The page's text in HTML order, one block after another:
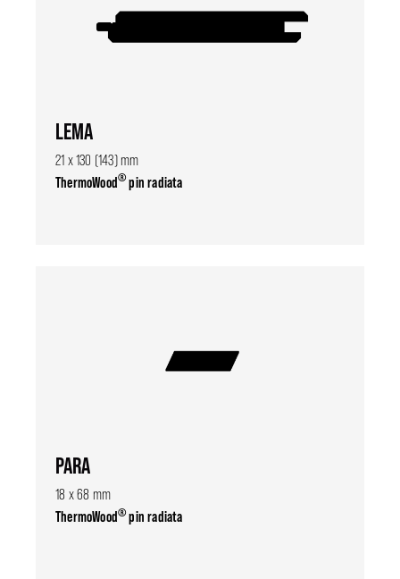
LEMA
21 x 130 (143) mm
ThermoWood®pin radiata
PARA
18 x 68 mm
ThermoWood®pin radiata